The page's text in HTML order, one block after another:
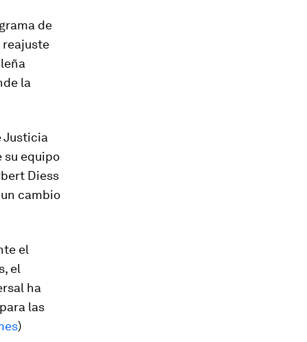
de
la
Justicia
su equipo
Diess
cambio
el
el
ha
las
)